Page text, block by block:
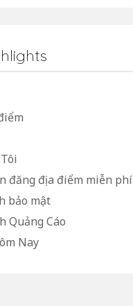
đăng địa điểm miễn phí
bảo mật
Quảng Cáo
Nay